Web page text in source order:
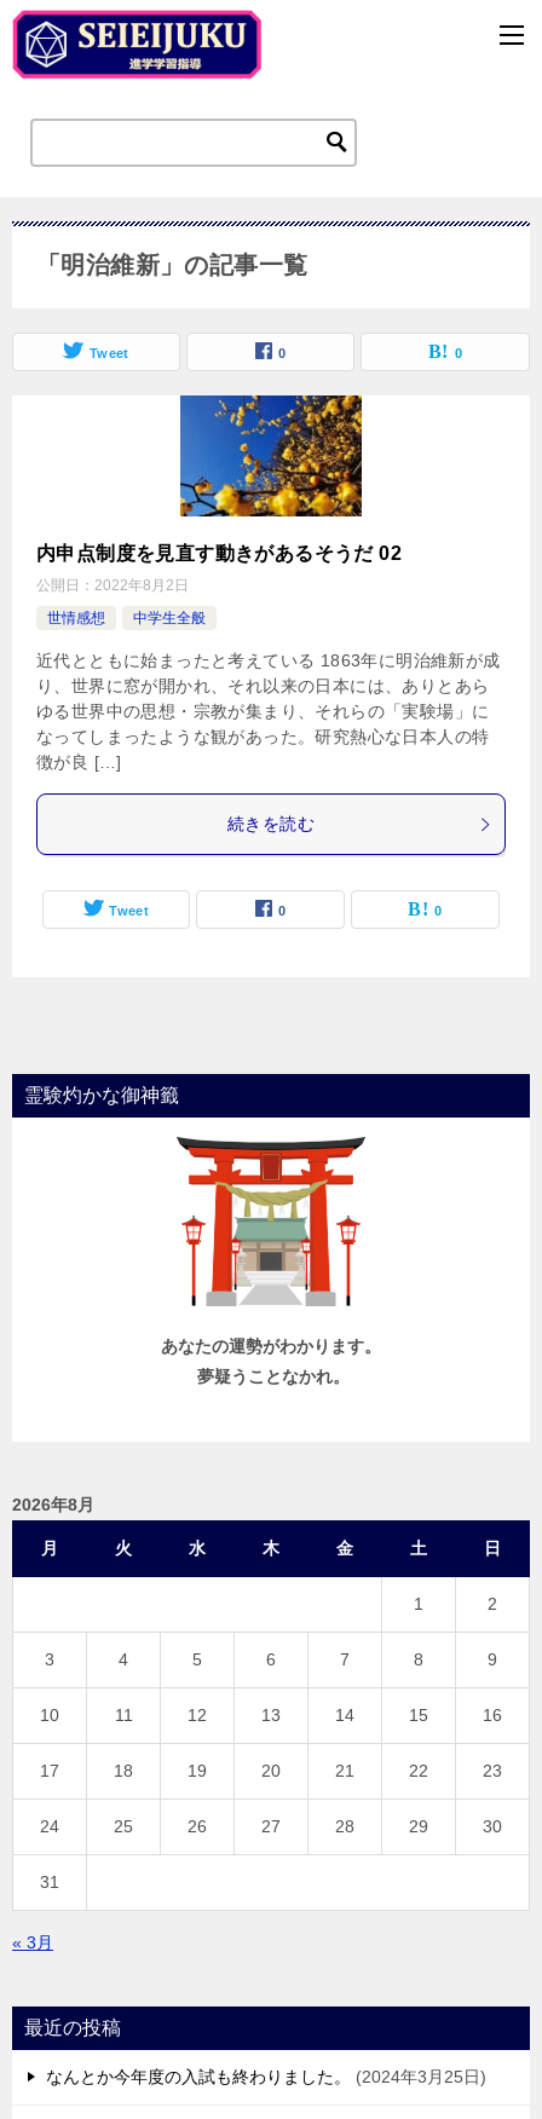
「明治維新」の記事一覧
Tweet 0 0
内申点制度を見直す動きがあるそうだ 02
公開日： 2022年8月2日
世情感想
中学生全般
近代とともに始まったと考えている 1863年に明治維新が成
り、世界に窓が開かれ、それ以来の日本には、ありとあら
ゆる世界中の思想・宗教が集まり、それらの「実験場」に
なってしまったような観があった。研究熱心な日本人の特
徴が良 […]
続きを読む
Tweet 0 0
霊験灼かな御神籤
あなたの運勢がわかります。
夢疑うことなかれ。
2026年8月
月 火 水 木 金 土 日
1 2
3 4 5 6 7 8 9
10 11 12 13 14 15 16
17 18 19 20 21 22 23
24 25 26 27 28 29 30
31
« 3月
最近の投稿
なんとか今年度の入試も終わりました。 2024年3月25日